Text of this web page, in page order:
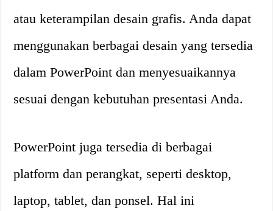
atau keterampilan desain grafis. Anda dapat
menggunakan berbagai desain yang tersedia
dalam PowerPoint dan menyesuaikannya
sesuai dengan kebutuhan presentasi Anda.
PowerPoint juga tersedia di berbagai
platform dan perangkat, seperti desktop,
laptop, tablet, dan ponsel. Hal ini